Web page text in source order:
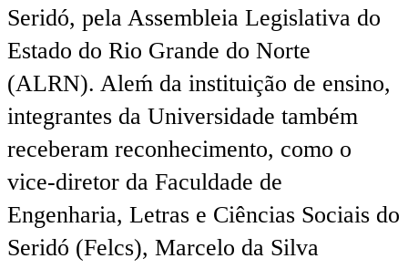
Seridó, pela Assembleia Legislativa do
Estado do Rio Grande do Norte
(ALRN). Aleḿ da instituição de ensino,
integrantes da Universidade também
receberam reconhecimento, como o
vice-diretor da Faculdade de
Engenharia, Letras e Ciências Sociais do
Seridó (Felcs), Marcelo da Silva